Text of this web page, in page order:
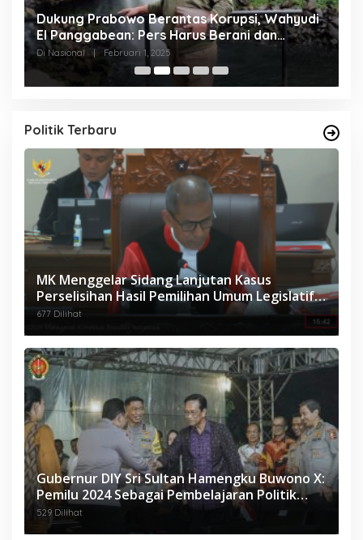
Dukung Prabowo Berantas Korupsi, Wahyudi
El Panggabean: Pers Harus Berani dan
Beretika
Di Nasional Februari 1, 2025
Politik Terbaru
MK Menggelar Sidang Lanjutan Kasus
Perselisihan Hasil Pemilihan Umum Legislatif
Maluku 2024
677 Dilihat
Gubernur DIY Sri Sultan Hamengku Buwono X:
Pemilu 2024 Sebagai Pembelajaran Politik
Berkemanusiaan
529 Dilihat